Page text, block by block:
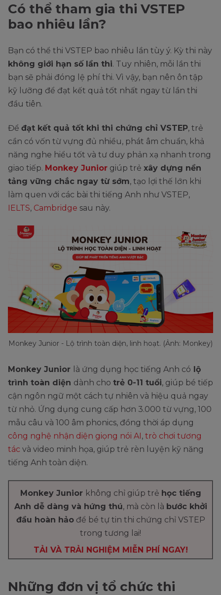
Có thể tham gia thi VSTEP
bao nhiêu lần?
Bạn có thể thi VSTEP bao nhiêu lần tùy ý. Kỳ thi này
không giới hạn số lần thi. Tuy nhiên, mỗi lần thi
bạn sẽ phải đóng lệ phí thi. Vì vậy, bạn nên ôn tập
kỹ lưỡng để đạt kết quả tốt nhất ngay từ lần thi
đầu tiên.
Để đạt kết quả tốt khi thi chứng chỉ VSTEP, trẻ
cần có vốn từ vựng đủ nhiều, phát âm chuẩn, khả
năng nghe hiểu tốt và tư duy phản xạ nhanh trong
giao tiếp. Monkey Junior giúp trẻ xây dựng nền
tảng vững chắc ngay từ sớm, tạo lợi thế lớn khi
làm quen với các bài thi tiếng Anh như VSTEP,
IELTS, Cambridge sau này.
Monkey Junior - Lộ trình toàn diện, linh hoạt. (Ảnh: Monkey)
Monkey Junior là ứng dụng học tiếng Anh có lộ
trình toàn diện dành cho trẻ 0-11 tuổi, giúp bé tiếp
cận ngôn ngữ một cách tự nhiên và hiệu quả ngay
từ nhỏ. Ứng dụng cung cấp hơn 3.000 từ vựng, 100
mẫu câu và 100 âm phonics, đồng thời áp dụng
công nghệ nhận diện giọng nói AI , trò chơi tương
tác và video minh họa, giúp trẻ rèn luyện kỹ năng
tiếng Anh toàn diện.
Monkey Junior không chỉ giúp trẻ học tiếng
Anh dễ dàng và hứng thú, mà còn là bước khởi
đầu hoàn hảođể bé tự tin thi chứng chỉ VSTEP
trong tương lai!
TẢI VÀ TRẢI NGHIỆM MIỄN PHÍ NGAY!
Những đơn vị tổ chức thi